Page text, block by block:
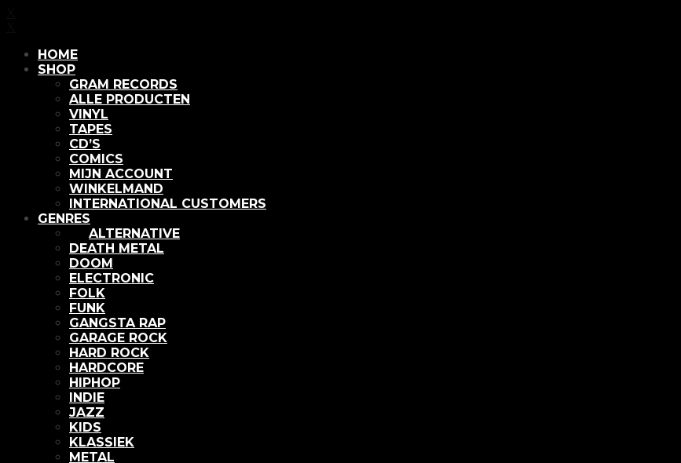
HOME
SHOP
GRAM RECORDS
ALLE PRODUCTEN
VINYL
TAPES
CD’S
COMICS
MIJN ACCOUNT
WINKELMAND
INTERNATIONAL CUSTOMERS
GENRES
ALTERNATIVE
DEATH METAL
DOOM
ELECTRONIC
FOLK
FUNK
GANGSTA RAP
GARAGE ROCK
HARD ROCK
HARDCORE
HIPHOP
INDIE
JAZZ
KIDS
KLASSIEK
METAL